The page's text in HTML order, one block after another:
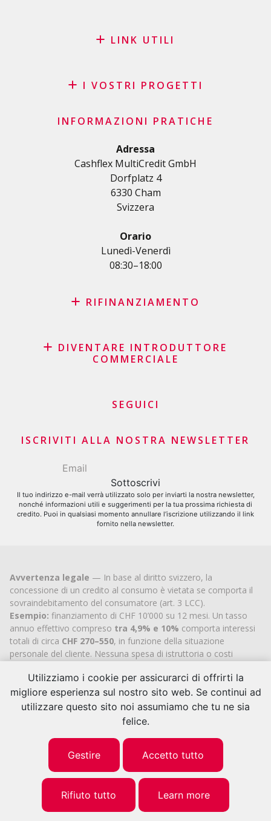
LINK UTILI
Richiesta di sponsorizzazione
Lista di controllo importante
Informativa sulla privacy
I VOSTRI PROGETTI
Prestito di ristrutturazione/costruzione
Prestito auto
Prestito per la sua formazione
Prestito medico/sanitario
Crediti diversi
Prestito personale per i lavoratori indipendenti
Prestito personale per i lavoratori autonomi
Carta di credito
INFORMAZIONI PRATICHE
Adressa
Cashflex MultiCredit GmbH
Dorfplatz 4
6330 Cham
Svizzera
Orario
Lunedì-Venerdì
08:30–18:00
RIFINANZIAMENTO
Leasing Riacquisto Del Suo Veicolo – Nessun Costo
Nascosto
Credito
DIVENTARE INTRODUTTORE
COMMERCIALE
Procacciatori d’affari commercianti e agenti di
Contributori finanziari
SEGUICI
ISCRIVITI ALLA NOSTRA NEWSLETTER
Il tuo indirizzo e-mail verrà utilizzato solo per inviarti la nostra newsletter,
nonché informazioni utili e suggerimenti per la tua prossima richiesta di
credito. Puoi in qualsiasi momento annullare l’iscrizione utilizzando il link
fornito nella newsletter.
Avvertenza legale — In base al diritto svizzero, la
concessione di un credito al consumo è vietata se comporta il
sovraindebitamento del consumatore (art. 3 LCC).
Esempio: finanziamento di CHF 10’000 su 12 mesi. Un tasso
annuo effettivo compreso tra 4,9% e 10% comporta interessi
totali di circa CHF 270–550, in funzione della situazione
personale del cliente. Nessuna spesa di istruttoria o costi
Cashflex MultiCredit GmbH, iscritta al Registro di commercio
delCantone di Zugodal 2007 (IDICHE-113.592.711), è titolare
dell’autorizzazione cantonale ufficiale per l’intermediazione di
© 2026 | Cashflex MultiCredit Sàrl
Utilizziamo i cookie per assicurarci di offrirti la
migliore esperienza sul nostro sito web. Se continui ad
utilizzare questo sito noi assumiamo che tu ne sia
felice.
Gestire Accetto tutto
Rifiuto tutto Learn more